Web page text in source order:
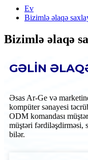
Ev
Bizimlə əlaqə
Bizimlə əlaqə
GƏLİN
Əsas Ar-Ge və
kompüter sənayesi
ODM komandası
müştəri fərdiləşdirməsi,
bilər.